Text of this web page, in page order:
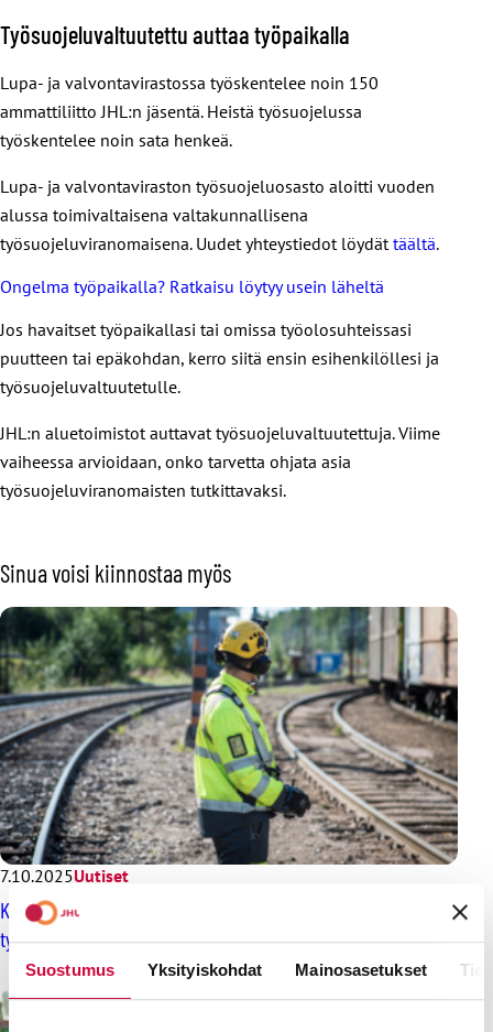
Suostumus Yksityiskohdat Mainosasetukset
Työsuojeluvaltuutettu auttaa työpaikalla
Lupa- ja valvontavirastossa työskentelee noin 150
ammattiliitto JHL:n jäsentä. Heistä työsuojelussa
työskentelee noin sata henkeä.
Lupa- ja valvontaviraston työsuojeluosasto aloitti vuoden
alussa toimivaltaisena valtakunnallisena
työsuojeluviranomaisena. Uudet yhteystiedot löydät täältä.
Ongelma työpaikalla? Ratkaisu löytyy usein läheltä
Jos havaitset työpaikallasi tai omissa työolosuhteissasi
puutteen tai epäkohdan, kerro siitä ensin esihenkilöllesi ja
työsuojeluvaltuutetulle.
JHL:n aluetoimistot auttavat työsuojeluvaltuutettuja. Viime
vaiheessa arvioidaan, onko tarvetta ohjata asia
työsuojeluviranomaisten tutkittavaksi.
Sinua voisi kiinnostaa myös
7.10.2025Uutiset
Kiinnostaako sinua työpaikkasi turvallisuus? – Lähde ehdolle
työsuojeluvaltuutetuksi